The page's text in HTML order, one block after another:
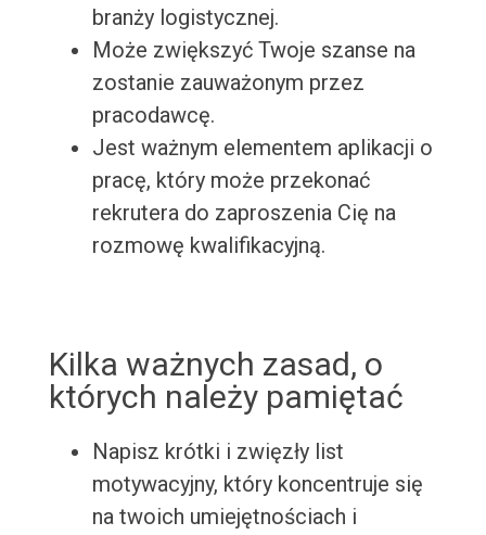
branży logistycznej.
Może zwiększyć Twoje szanse na
zostanie zauważonym przez
pracodawcę.
Jest ważnym elementem aplikacji o
pracę, który może przekonać
rekrutera do zaproszenia Cię na
rozmowę kwalifikacyjną.
Kilka ważnych zasad, o
których należy pamiętać
Napisz krótki i zwięzły list
motywacyjny, który koncentruje się
na twoich umiejętnościach i